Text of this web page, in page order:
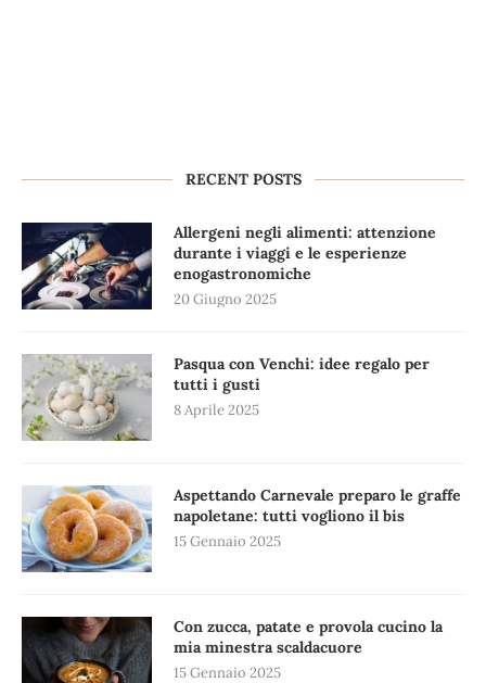
RECENT POSTS
Allergeni negli alimenti: attenzione
durante i viaggi e le esperienze
enogastronomiche
20 Giugno 2025
Pasqua con Venchi: idee regalo per
tutti i gusti
8 Aprile 2025
Aspettando Carnevale preparo le graffe
napoletane: tutti vogliono il bis
15 Gennaio 2025
Con zucca, patate e provola cucino la
mia minestra scaldacuore
15 Gennaio 2025